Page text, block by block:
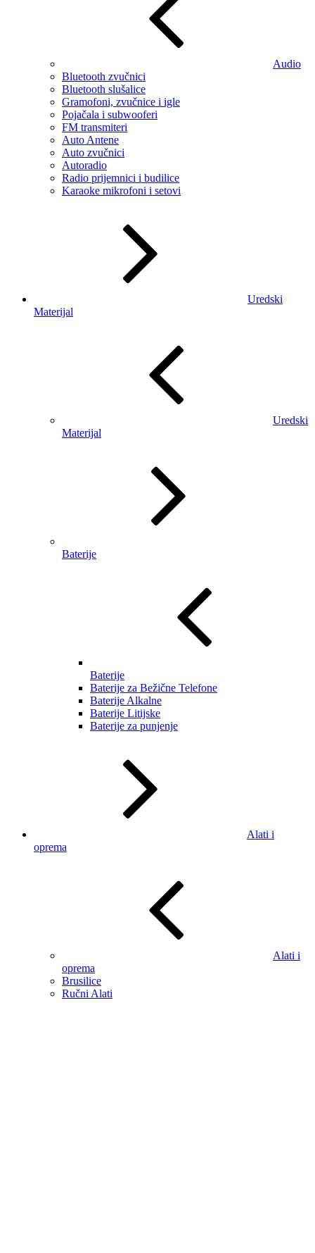
Audio
Bluetooth zvučnici
Bluetooth slušalice
Gramofoni, zvučnice i igle
Pojačala i subwooferi
FM transmiteri
Auto Antene
Auto zvučnici
Autoradio
Radio prijemnici i budilice
Karaoke mikrofoni i setovi
Uredski
Materijal
Uredski
Materijal
Baterije
Baterije
Baterije za Bežične Telefone
Baterije Alkalne
Baterije Litijske
Baterije za punjenje
Alati i
oprema
Alati i
oprema
Brusilice
Ručni Alati